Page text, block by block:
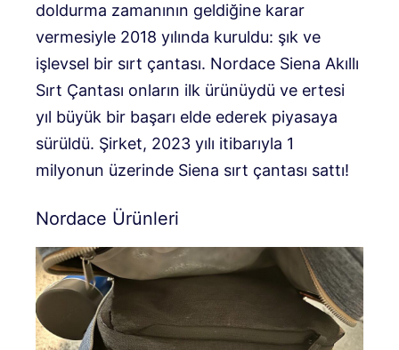
doldurma zamanının geldiğine karar
vermesiyle 2018 yılında kuruldu: şık ve
işlevsel bir sırt çantası. Nordace Siena Akıllı
Sırt Çantası onların ilk ürünüydü ve ertesi
yıl büyük bir başarı elde ederek piyasaya
sürüldü. Şirket, 2023 yılı itibarıyla 1
milyonun üzerinde Siena sırt çantası sattı!
Nordace Ürünleri